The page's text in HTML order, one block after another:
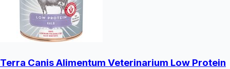
Terra Canis Alimentum Veterinarium Low Protein